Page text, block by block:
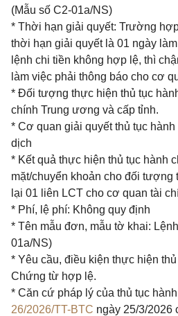
(Mẫu số C2-01a/NS)
* Thời hạn giải quyết: Trường
thời hạn giải quyết là 01 ngày
lệnh chi tiền không hợp lệ, thì
làm việc phải thông báo cho cơ
* Đối tượng thực hiện thủ tục
chính Trung ương và cấp tỉnh.
* Cơ quan giải quyết thủ tục
dịch
* Kết quả thực hiện thủ tục hành
mặt/chuyển khoản cho đối tượng
lại 01 liên LCT cho cơ quan tài
* Phí, lệ phí: Không quy định
* Tên mẫu đơn, mẫu tờ khai:
01a/NS)
* Yêu cầu, điều kiện thực hiện
Chứng từ hợp lệ.
* Căn cứ pháp lý của thủ tục
26/2026/TT-BTC ngày 25/3/2026